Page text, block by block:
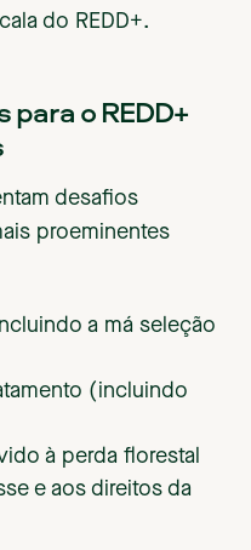
do REDD+.
o REDD+
desafios
proeminentes
a má seleção
(incluindo
à perda florestal
e aos direitos da